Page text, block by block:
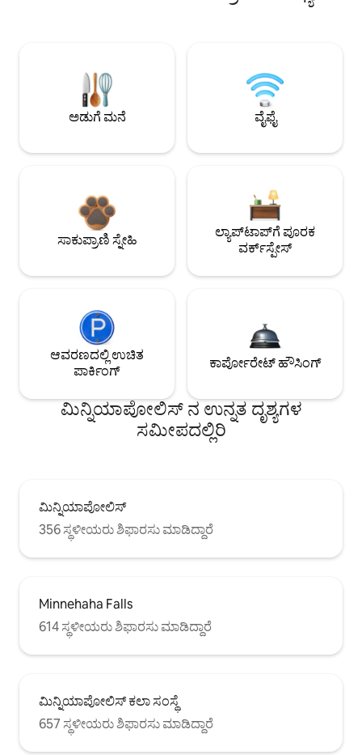
ಅಡುಗೆ ಮನೆ ವೈಫೈ
ಸಾಕುಪ್ರಾಣಿ ಸ್ನೇಹಿ
ಲ್ಯಾಪ್‌ಟಾಪ್‌ಗೆ ಪೂರಕ
ವರ್ಕ್‌ಸ್ಪೇಸ್
ಆವರಣದಲ್ಲಿ ಉಚಿತ
ಪಾರ್ಕಿಂಗ್
ಕಾರ್ಪೋರೇಟ್ ಹೌಸಿಂಗ್
ಮಿನ್ನಿಯಾಪೋಲಿಸ್ ನ ಉನ್ನತ ದೃಶ್ಯಗಳ
ಸಮೀಪದಲ್ಲಿರಿ
ಮಿನ್ನಿಯಾಪೋಲಿಸ್
356 ಸ್ಥಳೀಯರು ಶಿಫಾರಸು ಮಾಡಿದ್ದಾರೆ
Minnehaha Falls
614 ಸ್ಥಳೀಯರು ಶಿಫಾರಸು ಮಾಡಿದ್ದಾರೆ
ಮಿನ್ನಿಯಾಪೋಲಿಸ್ ಕಲಾ ಸಂಸ್ಥೆ
657 ಸ್ಥಳೀಯರು ಶಿಫಾರಸು ಮಾಡಿದ್ದಾರೆ